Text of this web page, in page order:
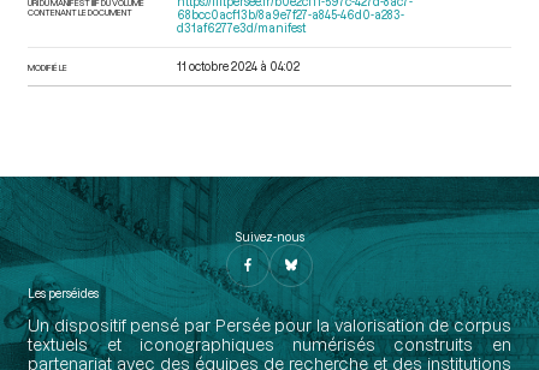
CONTENANT LE DOCUMENT
68bcc0acf13b/8a9e7f27-a845-46d0-a283-
d31af6277e3d/manifest
MODIFIÉ LE 11 octobre 2024 à 04:02
Suivez-nous
Les perséides
Un dispositif pensé par Persée pour la valorisation de corpus
textuels et iconographiques numérisés construits en
partenariat avec des équipes de recherche et des institutions